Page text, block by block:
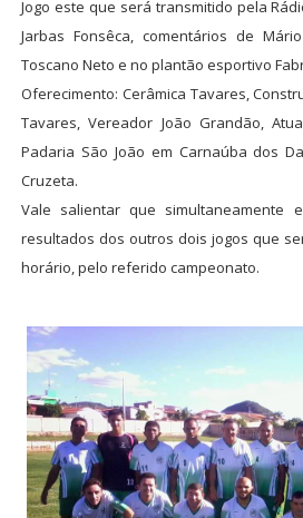
Jogo este que será transmitido pela
Jarbas Fonsêca, comentários de
Toscano Neto e no plantão esportivo
Oferecimento: Cerâmica Tavares,
Tavares, Vereador João Grandão,
Padaria São João em Carnaúba dos
Cruzeta.
Vale salientar que simultaneamente
resultados dos outros dois jogos que
horário, pelo referido campeonato.